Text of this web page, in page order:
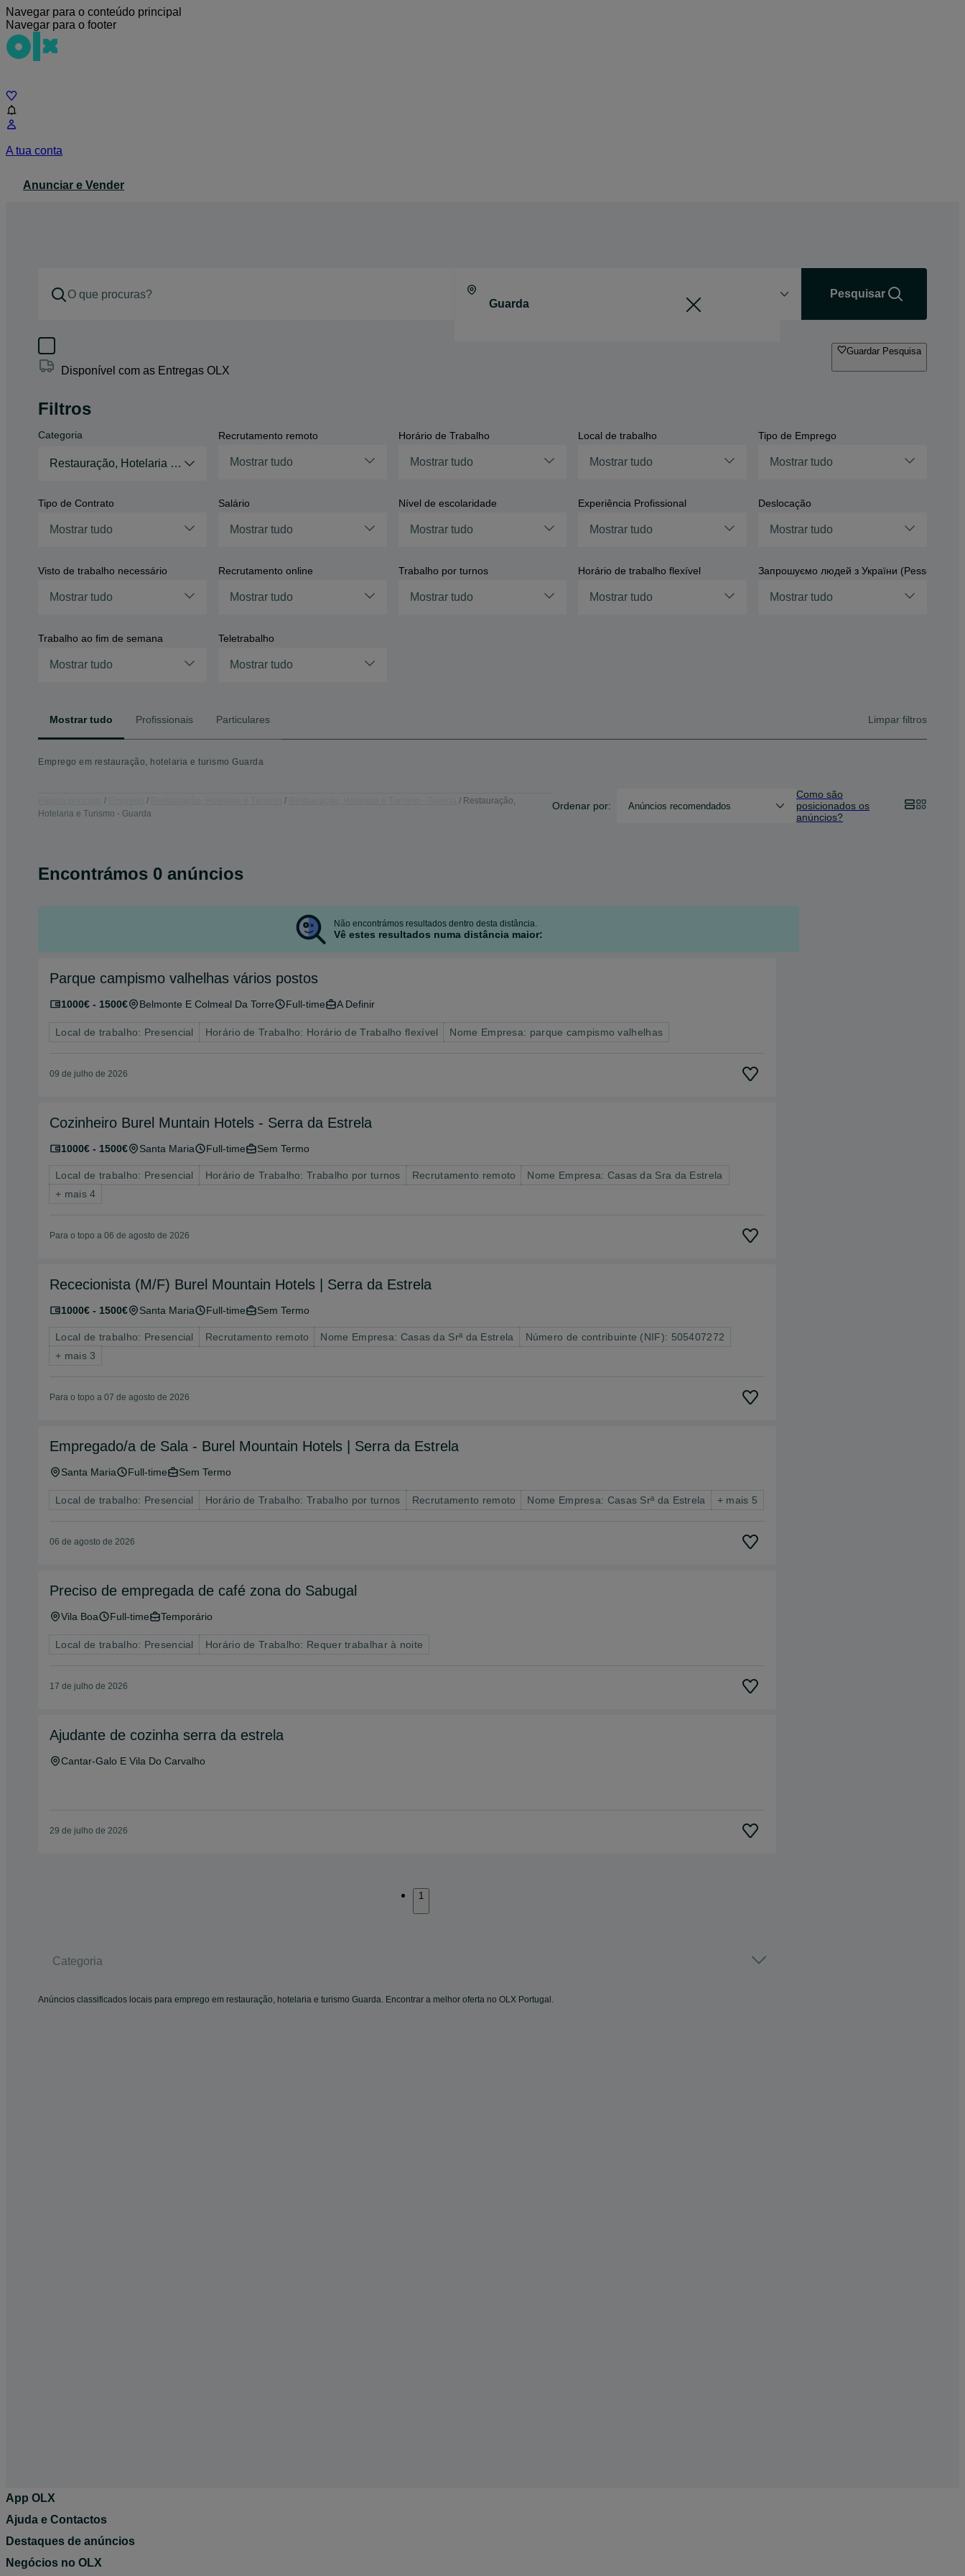
Navegar para o conteúdo principal
Navegar para o footer
A tua conta
Anunciar e Vender
Pesquisar
Disponível com as Entregas OLX
Guardar Pesquisa
Filtros
Categoria
Restauração, Hotelaria e Turismo
Recrutamento remoto
Mostrar tudo
Horário de Trabalho
Mostrar tudo
Local de trabalho
Mostrar tudo
Tipo de Emprego
Mostrar tudo
Tipo de Contrato
Mostrar tudo
Salário
Mostrar tudo
Nível de escolaridade
Mostrar tudo
Experiência Profissional
Mostrar tudo
Deslocação
Mostrar tudo
Visto de trabalho necessário
Mostrar tudo
Recrutamento online
Mostrar tudo
Trabalho por turnos
Mostrar tudo
Horário de trabalho flexível
Mostrar tudo
Запрошуємо людей з України (Pessoas da
Mostrar tudo
Trabalho ao fim de semana
Mostrar tudo
Teletrabalho
Mostrar tudo
Mostrar tudo Profissionais Particulares Limpar filtros
Emprego em restauração, hotelaria e turismo Guarda
Restauração,
Hotelaria e Turismo - Guarda
Ordenar por: Anúncios recomendados
Como são
posicionados os
anúncios?
Encontrámos 0 anúncios
Não encontrámos resultados dentro desta distância.
Vê estes resultados numa distância maior:
Parque campismo valhelhas vários postos
1000€ - 1500€ Belmonte E Colmeal Da Torre Full-time A Definir
Local de trabalho: Presencial Horário de Trabalho: Horário de Trabalho flexível Nome Empresa: parque campismo valhelhas
09 de julho de 2026
Cozinheiro Burel Muntain Hotels - Serra da Estrela
1000€ - 1500€ Santa Maria Full-time Sem Termo
Local de trabalho: Presencial Horário de Trabalho: Trabalho por turnos Recrutamento remoto
Nome Empresa: Casas da Sra da Estrela
+ mais 4
Para o topo a 06 de agosto de 2026
Rececionista (M/F) Burel Mountain Hotels | Serra da Estrela
1000€ - 1500€ Santa Maria Full-time Sem Termo
Local de trabalho: Presencial Recrutamento remoto Nome Empresa: Casas da Srª da Estrela
Número de contribuinte (NIF): 505407272
+ mais 3
Para o topo a 07 de agosto de 2026
Empregado/a de Sala - Burel Mountain Hotels | Serra da Estrela
Santa Maria Full-time Sem Termo
Local de trabalho: Presencial Horário de Trabalho: Trabalho por turnos Recrutamento remoto Nome Empresa: Casas Srª da Estrela + mais 5
06 de agosto de 2026
Preciso de empregada de café zona do Sabugal
Vila Boa Full-time Temporário
Local de trabalho: Presencial Horário de Trabalho: Requer trabalhar à noite
17 de julho de 2026
Ajudante de cozinha serra da estrela
Cantar-Galo E Vila Do Carvalho
29 de julho de 2026
1
Categoria
Anúncios classificados locais para emprego em restauração, hotelaria e turismo Guarda. Encontrar a melhor oferta no OLX Portugal.
App OLX
Ajuda e Contactos
Destaques de anúncios
Negócios no OLX